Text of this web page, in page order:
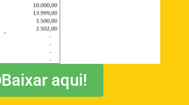
Baixar aqui!